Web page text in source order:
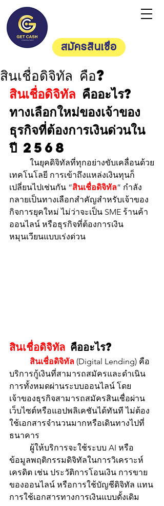
สมัครสินเชื่อ
สินเชื่อดิจิทัล คือ?
สินเชื่อดิจิทัล คืออะไร?
ทางเลือกใหม่ของเจ้าของ
ธุรกิจที่ต้องการเงินด่วนใน
ปี 2568
เทคโนโลยี การเข้าถึงแหล่งเงินทุนก็
เปลี่ยนไปเช่นกัน “สินเชื่อดิจิทัล” กำลัง
กลายเป็นทางเลือกสำคัญสำหรับเจ้าของ
กิจการยุคใหม่ ไม่ว่าจะเป็น SME ร้านค้า
ออนไลน์ หรือธุรกิจที่ต้องการเงิน
หมุนเวียนแบบเร่งด่วน
สินเชื่อดิจิทัล คืออะไร?
สินเชื่อดิจิทัล (Digital Lending) คือ
บริการกู้เงินที่สามารถสมัครและดำเนิน
การทั้งหมดผ่านระบบออนไลน์ โดย
เจ้าของธุรกิจสามารถสมัครสินเชื่อผ่าน
เว็บไซต์หรือแอปพลิเคชันได้ทันที ไม่ต้อง
ใช้เอกสารจำนวนมากหรือเดินทางไปที่
ธนาคาร
ข้อมูลพฤติกรรมดิจิทัลในการวิเคราะห์
เครดิต เช่น ประวัติการโอนเงิน การขาย
ของออนไลน์ หรือการใช้บัญชีดิจิทัล แทน
การใช้เอกสารทางการเงินแบบดั้งเดิม